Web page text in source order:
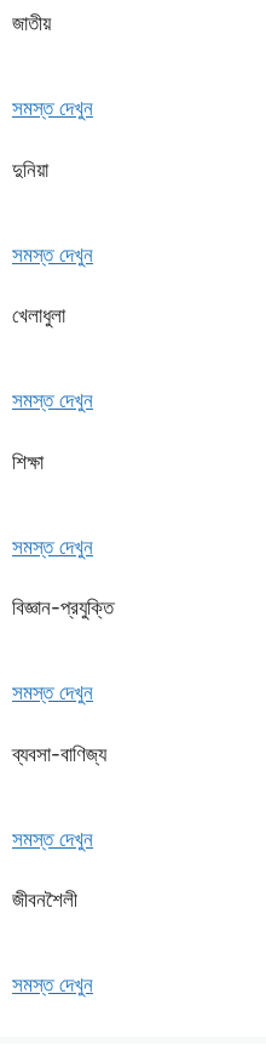
জাতীয়
সমস্ত দেখুন
দুনিয়া
সমস্ত দেখুন
খেলাধুলা
সমস্ত দেখুন
শিক্ষা
সমস্ত দেখুন
বিজ্ঞান-প্রযুক্তি
সমস্ত দেখুন
ব্যবসা-বাণিজ্য
সমস্ত দেখুন
জীবনশৈলী
সমস্ত দেখুন